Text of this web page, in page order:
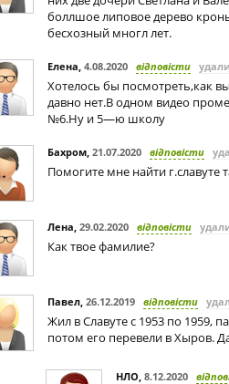
боллшое липовое дерево
бесхозный многл лет.
Елена, 4.08.2020 відповісти
Хотелось бы посмотреть,как
давно нет.В одном видео
№6.Ну и 5—ю школу
Бахром, 21.07.2020 відповісти
Помогите мне найти г.славуте
Лена, 29.02.2020 відповісти
Как твое фамилие?
Павел, 26.12.2019 відповісти
Жил в Славуте с 1953 по 1959,
потом его перевели в Хыров.
НЛО, 8.12.2020